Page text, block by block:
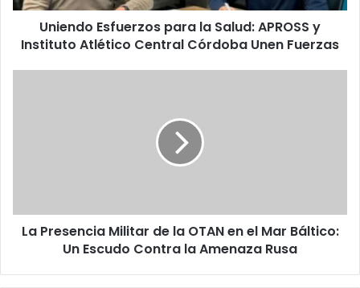
Atlético
Central
Córdoba
Uniendo Esfuerzos para la Salud: APROSS y
Instituto Atlético Central Córdoba Unen Fuerzas
Mar
Báltico:
La Presencia Militar de la OTAN en el Mar Báltico:
Un Escudo Contra la Amenaza Rusa